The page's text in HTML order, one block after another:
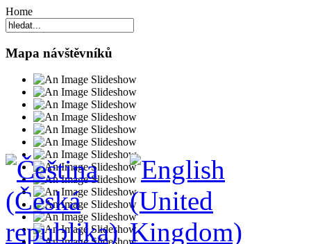
Home
Mapa návštěvníků